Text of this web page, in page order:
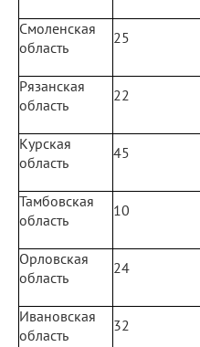
Смоленская
область
25
Рязанская
область
22
Курская
область
45
Тамбовская
область
10
Орловская
область
24
Ивановская
область
32